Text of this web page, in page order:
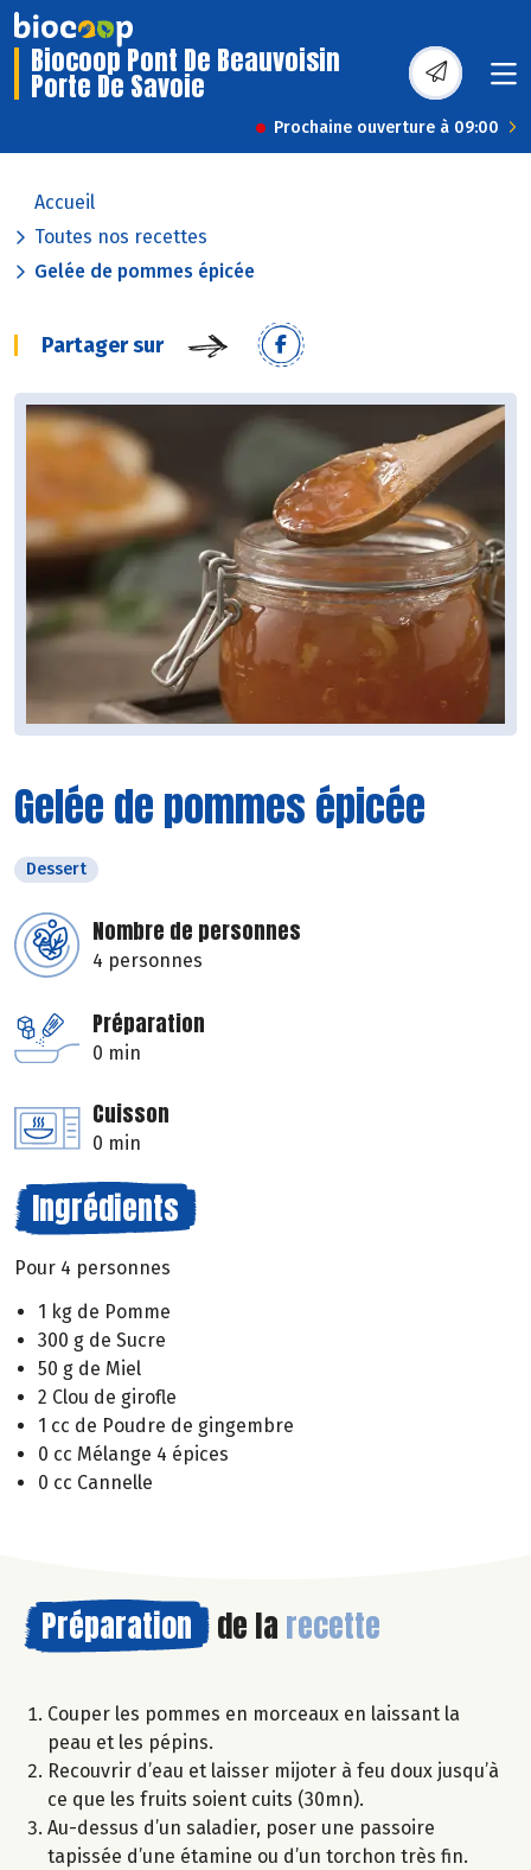
Biocoop Pont De Beauvoisin
Porte De Savoie
Prochaine ouverture à 09:00
Accueil
Toutes nos recettes
Gelée de pommes épicée
Partager sur
Gelée de pommes épicée
Dessert
Nombre de personnes
4 personnes
Préparation
0 min
Cuisson
0 min
Ingrédients
Pour 4 personnes
1 kg de Pomme
300 g de Sucre
50 g de Miel
2 Clou de girofle
1 cc de Poudre de gingembre
0 cc Mélange 4 épices
0 cc Cannelle
Préparation de la recette
Couper les pommes en morceaux en laissant la
peau et les pépins.
Recouvrir d’eau et laisser mijoter à feu doux jusqu’à
ce que les fruits soient cuits (30mn).
Au-dessus d’un saladier, poser une passoire
tapissée d’une étamine ou d’un torchon très fin.